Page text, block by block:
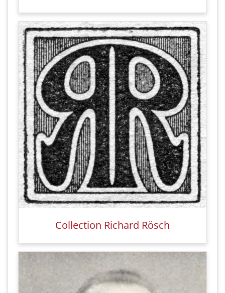
Collection Richard Rösch